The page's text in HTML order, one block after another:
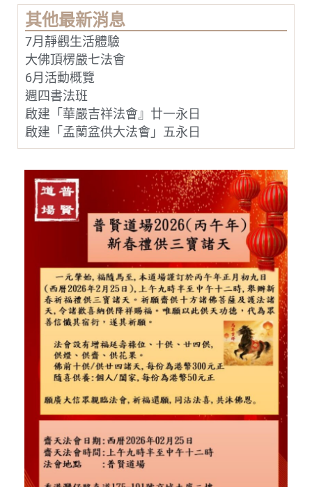
「普
賢
菩
薩
十
大
願
王」
作
為
弘
法
的
指
專
門
弘
揚
普
的
實
踐
精
神。
其他最新消息
7月靜觀生活體驗
大佛頂楞嚴七法會
6月活動概覽
週四書法班
啟建「華嚴吉祥法會』廿一永日
啟建「孟蘭盆供大法會」五永日